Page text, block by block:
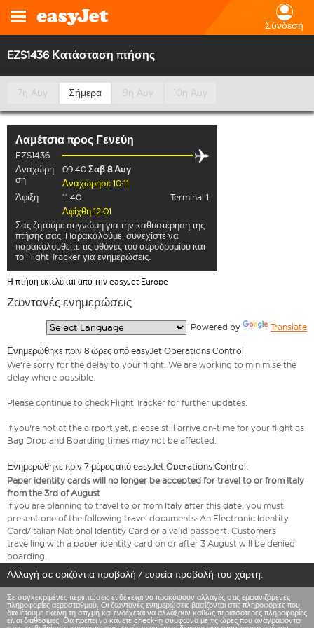
Σύνδεση
EZS1436 Κατάσταση πτήσης
7η Αυγ Σήμερα 9η Αυγ 10η Αυγ
Λαμέτσια προς Γενεύη
EZS1436
Αναχώρη
ση
09:40 Σαβ 8 Αυγ
Αναχώρησε 10:11
Άφιξη
11:40
Terminal 1
Αφίχθη 12:01
Σας ζητούμε συγνώμη για την καθυστέρηση της
πτήσης σας. Παρακαλούμε, συνεχίστε να
παρακολουθείτε τις οθόνες του αεροδρομίου και
το Flight Tracker για ενημερώσεις.
Η πτήση εκτελείται από την easyJet Europe
Ζωντανές ενημερώσεις
Powered by Translate
Ενημερώθηκε πριν 8 ώρες από easyJet Operations Control.
We're sorry for the delay to your flight. We are working to minimise the
delay where possible.
Please continue to check Flight Tracker for further updates.
If you're not at the airport yet, please still arrive on-time for your flight as
Bag Drop and Boarding times may not be affected.
Ενημερώθηκε πριν 7 μέρες από easyJet Operations Control.
Paper identity cards will no longer be accepted for travel to or from Italy
from the 3rd of August
If you are planning to travel to or from Italy after this date, you must
present one of the following travel documents: An Electronic Identity
Card/Italian National Identity Card or a valid passport. Customers
travelling with a paper identity card on or after 3 August will be denied
boarding.
Αλλαγή σε οριζόντια προβολή / ευρεία προβολή του χάρτη.
Σε συγκεκριμένες περιπτώσεις ενδέχεται να προκύψουν αλλαγές στις εμφανιζόμενες
πληροφορίες αεροσταθμού. Οι ζωντανές ενημερώσεις βασίζονται στις πληροφορίες που
διαθέτουμε εκείνη τη στιγμή και ενδέχεται να αλλάξουν καθώς περισσότερες πληροφορίες
είναι διαθέσιμες. Θα πρέπει να κάνετε check-in σύμφωνα με τις ώρες που αναγράφονται